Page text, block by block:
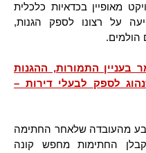
מאופיין בכדאיות כלכלית
על רצונו לספק הגנות,
הולמים.
בעניין התמורות, ההגנות
לספק לבעלי דירות –
מהעובדה שלאחר החתימה
החתימות מחפש קונה